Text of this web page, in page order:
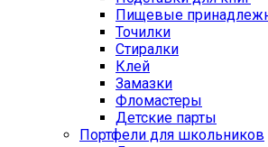
Пищевые
Точилки
Стиралки
Клей
Замазки
Фломастеры
Детские парты
Портфели для школьников